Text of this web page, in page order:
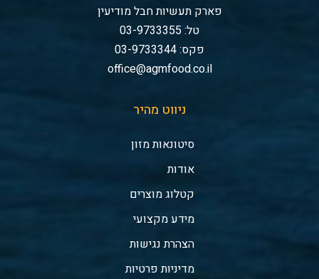
פארק תעשיות חבל מודיעין
טל: 03-9733355
פקס: 03-9733344
office@agmfood.co.il
ניווט מהיר
סיטונאות מזון
אודות
קטלוג מוצרים
מידע מקצועי
הצהרת נגישות
מדיניות פרטיות